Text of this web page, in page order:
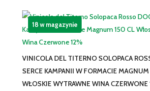
VINICOLA DEL TITERNO SOLOPACA
SERCE KAMPANII W FORMACIE
WŁOSKIE WYTRAWNE WINA CZERWONE
18 w magazynie